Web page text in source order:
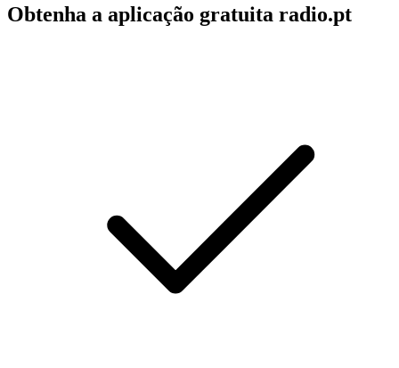
Obtenha a aplicação gratuita radio.pt